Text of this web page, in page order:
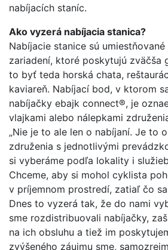
nabíjacích staníc.
Ako vyzerá nabíjacia stanica?
Nabíjacie stanice sú
zariadení, ktoré poskytujú zväčša
to byť teda horská chata,
kaviareň. Nabíjací bod, v ktorom
nabíjačky ebajk connect®, je
vlajkami alebo nálepkami
„Nie je to ale len o nabíjaní. Je to
združenia s jednotlivými
si vyberáme podľa lokality i
Chceme, aby si mohol cyklista
v príjemnom prostredí, zatiaľ čo
Dnes to vyzerá tak, že do nami
sme rozdistribuovali nabíjačky,
na ich obsluhu a tiež im
zvýšeného záujmu sme,